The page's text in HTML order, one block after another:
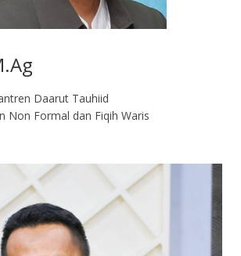
Daarut Tauhiid
Non Formal dan Fiqih Waris